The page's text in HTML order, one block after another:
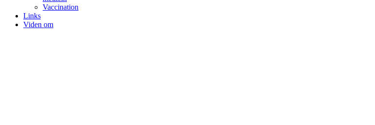
Vaccination
Links
Viden om